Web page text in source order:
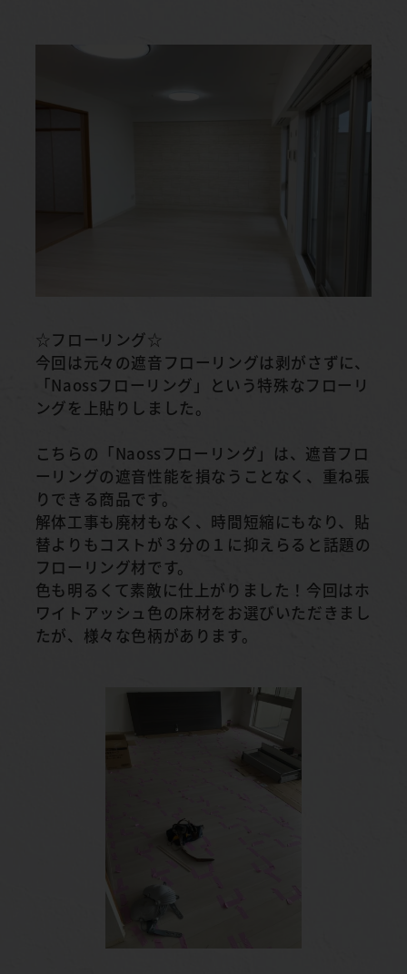
☆フローリング☆
今回は元々の遮音フローリングは剥がさずに、
「Naossフローリング」という特殊なフローリ
ングを上貼りしました。
こちらの「Naossフローリング」は、遮音フロ
ーリングの遮音性能を損なうことなく、重ね張
りできる商品です。
解体工事も廃材もなく、時間短縮にもなり、貼
替よりもコストが３分の１に抑えらると話題の
フローリング材です。
色も明るくて素敵に仕上がりました！今回はホ
ワイトアッシュ色の床材をお選びいただきまし
たが、様々な色柄があります。